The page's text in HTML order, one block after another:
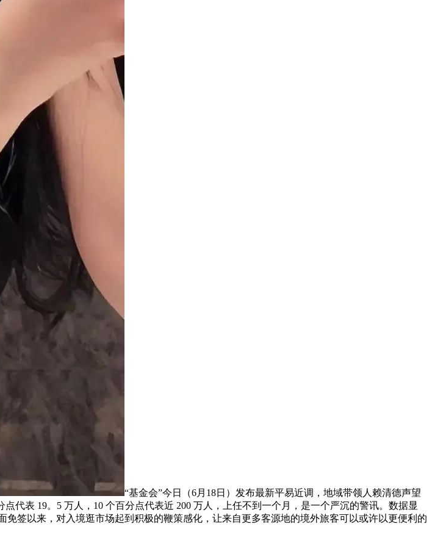
“基金会”今日（6月18日）发布最新平易近调，地域带领人赖清德声望
代表 19。5 万人，10 个百分点代表近 200 万人，上任不到一个月，是一个严沉的警讯。数据显
签以来，对入境逛市场起到积极的鞭策感化，让来自更多客源地的境外旅客可以或许以更便利的